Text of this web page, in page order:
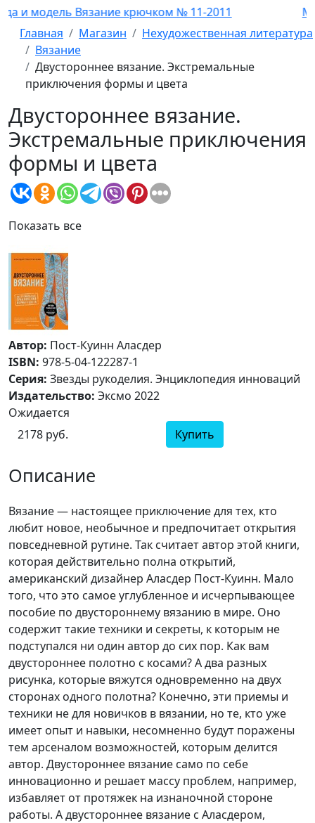
Вязание крючком № 11-2011
Мода и
Главная
Магазин
Нехудожественная литература
Вязание
Двустороннее вязание. Экстремальные
приключения формы и цвета
Двустороннее вязание.
Экстремальные приключения
формы и цвета
Показать все
Автор: Пост-Куинн Аласдер
ISBN: 978-5-04-122287-1
Серия: Звезды рукоделия. Энциклопедия инноваций
Издательство: Эксмо 2022
Ожидается
2178 руб.
Купить
Описание
Вязание — настоящее приключение для тех, кто
любит новое, необычное и предпочитает открытия
повседневной рутине. Так считает автор этой книги,
которая действительно полна открытий,
американский дизайнер Аласдер Пост-Куинн. Мало
того, что это самое углубленное и исчерпывающее
пособие по двустороннему вязанию в мире. Оно
содержит такие техники и секреты, к которым не
подступался ни один автор до сих пор. Как вам
двустороннее полотно с косами? А два разных
рисунка, которые вяжутся одновременно на двух
сторонах одного полотна? Конечно, эти приемы и
техники не для новичков в вязании, но те, кто уже
имеет опыт и навыки, несомненно будут поражены
тем арсеналом возможностей, которым делится
автор. Двустороннее вязание само по себе
инновационно и решает массу проблем, например,
избавляет от протяжек на изнаночной стороне
работы. А двустороннее вязание с Аласдером,